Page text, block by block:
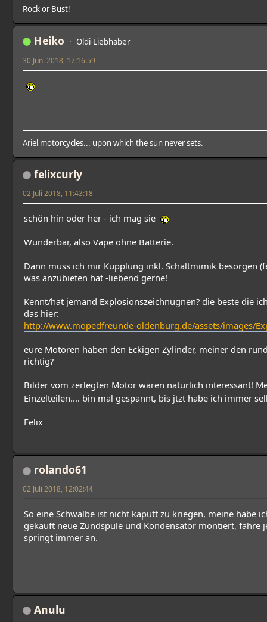
Rock or Bust!
Heiko Oldi-Liebhaber
30 Juni 2018, 17:16:59
Ariel motorcycles... upon which the sun never sets.
felixcurly
02 Juli 2018, 11:43:18
schön hin oder her - ich mag sie
Wunderbar, also Vape ohne Batterie.
Dann muss ich mir Kupplung inkl. Schaltmimik besorgen
was anzubieten hat -liebend gerne!
Kennt/hat jemand Explosionszeichnugnen? die beste die
das hier:
http://www.mopedfreunde-oldenburg.de/assets/images/
eure Motoren haben den Eckigen Zylinder, meiner den
richtig?
Bilder vom zerlegten Motor wären natürlich interessant!
Einzelteilen.... bin mal gespannt, bis jtzt habe ich immer
Felix
rolando61
02 Juli 2018, 12:02:44
So eine Schwalbe ist nicht kaputt zu kriegen, meine habe
gekauft neue Zündspule und Kondensator montiert, fahre
springt immer an.
Anulu